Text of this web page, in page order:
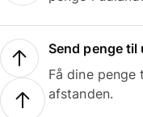
Send penge til
Få dine
afstanden.